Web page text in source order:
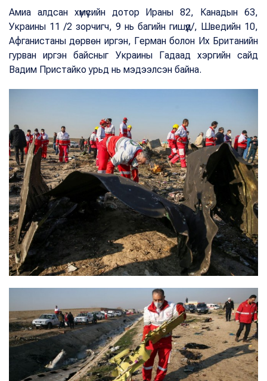
Амиа алдсан хүмүүсийн дотор Ираны 82, Канадын 63,
Украины 11 /2 зорчигч, 9 нь багийн гишүүд/, Шведийн 10,
Афганистаны дөрвөн иргэн, Герман болон Их Британийн
гурван иргэн байсныг Украины Гадаад хэргийн сайд
Вадим Пристайко урьд нь мэдээлсэн байна.